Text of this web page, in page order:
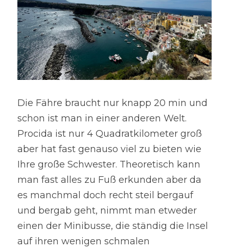
Die Fähre braucht nur knapp 20 min und
schon ist man in einer anderen Welt.
Procida ist nur 4 Quadratkilometer groß
aber hat fast genauso viel zu bieten wie
Ihre große Schwester. Theoretisch kann
man fast alles zu Fuß erkunden aber da
es manchmal doch recht steil bergauf
und bergab geht, nimmt man etweder
einen der Minibusse, die ständig die Insel
auf ihren wenigen schmalen